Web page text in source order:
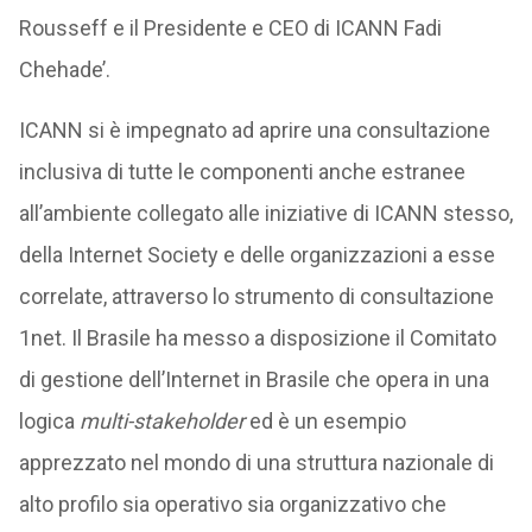
Rousseff e il Presidente e CEO di ICANN Fadi
Chehade’.
ICANN si è impegnato ad aprire una consultazione
inclusiva di tutte le componenti anche estranee
all’ambiente collegato alle iniziative di ICANN stesso,
della Internet Society e delle organizzazioni a esse
correlate, attraverso lo strumento di consultazione
1net. Il Brasile ha messo a disposizione il Comitato
di gestione dell’Internet in Brasile che opera in una
logica multi-stakeholdered è un esempio
apprezzato nel mondo di una struttura nazionale di
alto profilo sia operativo sia organizzativo che